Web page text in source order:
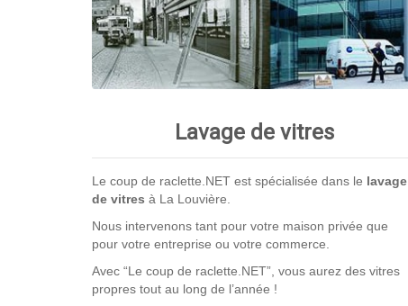
Lavage de vitres
Le coup de raclette.NET est spécialisée dans le lavage
de vitres à La Louvière.
Nous intervenons tant pour votre maison privée que
pour votre entreprise ou votre commerce.
Avec “Le coup de raclette.NET”, vous aurez des vitres
propres tout au long de l’année !